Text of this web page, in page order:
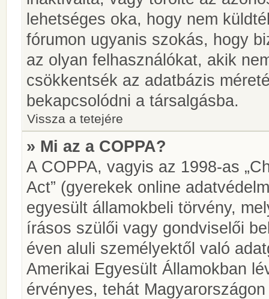
lehetséges oka, hogy nem
fórumon ugyanis szokás, hogy
az olyan felhasználókat, akik
csökkentsék az adatbázis
bekapcsolódni a társalgásba.
Vissza a tetejére
» Mi az a COPPA?
A COPPA, vagyis az 1998-as
Act” (gyerekek online
egyesült államokbeli törvény,
írásos szülői vagy gondviselői
éven aluli személyektől való
Amerikai Egyesült Államokban
érvényes, tehát